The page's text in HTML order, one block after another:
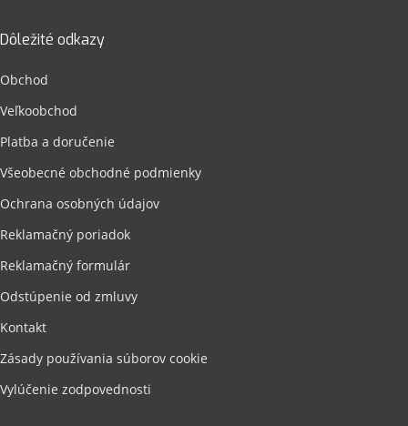
Dôležité odkazy
Obchod
Veľkoobchod
Platba a doručenie
Všeobecné obchodné podmienky
Ochrana osobných údajov
Reklamačný poriadok
Reklamačný formulár
Odstúpenie od zmluvy
Kontakt
Zásady používania súborov cookie
Vylúčenie zodpovednosti